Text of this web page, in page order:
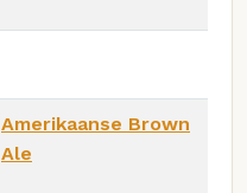
Amerikaanse Brown
Ale